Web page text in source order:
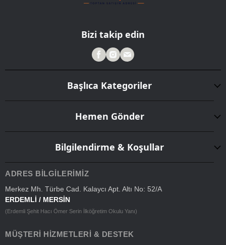
Bizi takip edin
Başlıca Kategoriler
Hemen Gönder
Bilgilendirme & Koşullar
ADRES BILGILERIMIZ
Merkez Mh. Türbe Cad. Kalaycı Apt. Altı No: 52/A
ERDEMLİ / MERSİN
(Erdemli Şehit Hacı Ömer Serin İlköğretim Okulu Yanı)
MÜŞTERI HIZMETLERI & DESTEK